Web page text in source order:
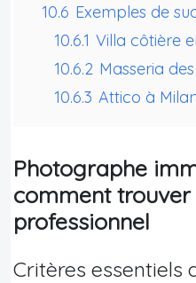
10.6 Exemples de
10.6.1 Villa côtière
10.6.2 Masseria
10.6.3 Attico à
Photographe
comment
professionnel
Critères essentiels